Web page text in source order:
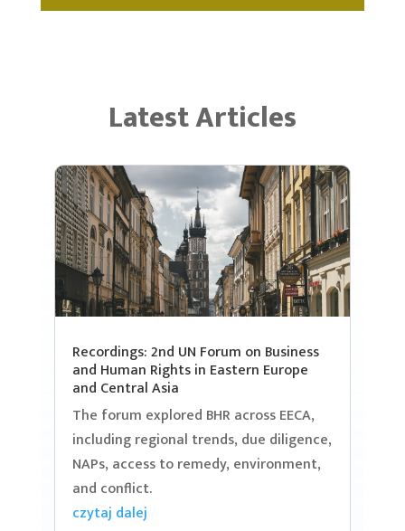
Latest Articles
Recordings: 2nd UN Forum on Business
and Human Rights in Eastern Europe
and Central Asia
The forum explored BHR across EECA,
including regional trends, due diligence,
NAPs, access to remedy, environment,
and conflict.
czytaj dalej